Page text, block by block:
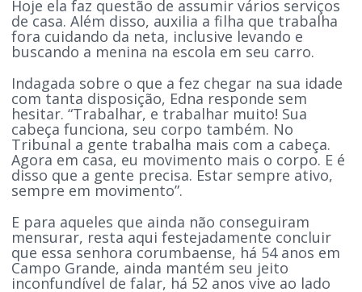
Hoje ela faz questão de assumir vários serviços
de casa. Além disso, auxilia a filha que trabalha
fora cuidando da neta, inclusive levando e
buscando a menina na escola em seu carro.
Indagada sobre o que a fez chegar na sua idade
com tanta disposição, Edna responde sem
hesitar. “Trabalhar, e trabalhar muito! Sua
cabeça funciona, seu corpo também. No
Tribunal a gente trabalha mais com a cabeça.
Agora em casa, eu movimento mais o corpo. E é
disso que a gente precisa. Estar sempre ativo,
sempre em movimento”.
E para aqueles que ainda não conseguiram
mensurar, resta aqui festejadamente concluir
que essa senhora corumbaense, há 54 anos em
Campo Grande, ainda mantém seu jeito
inconfundível de falar, há 52 anos vive ao lado